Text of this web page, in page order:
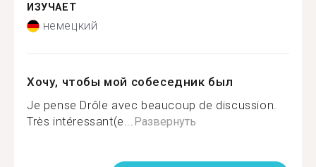
ИЗУЧАЕТ
немецкий
Хочу, чтобы мой собеседник был
Je pense Drôle avec beaucoup de discussion.
Très intéressant(e...Развернуть